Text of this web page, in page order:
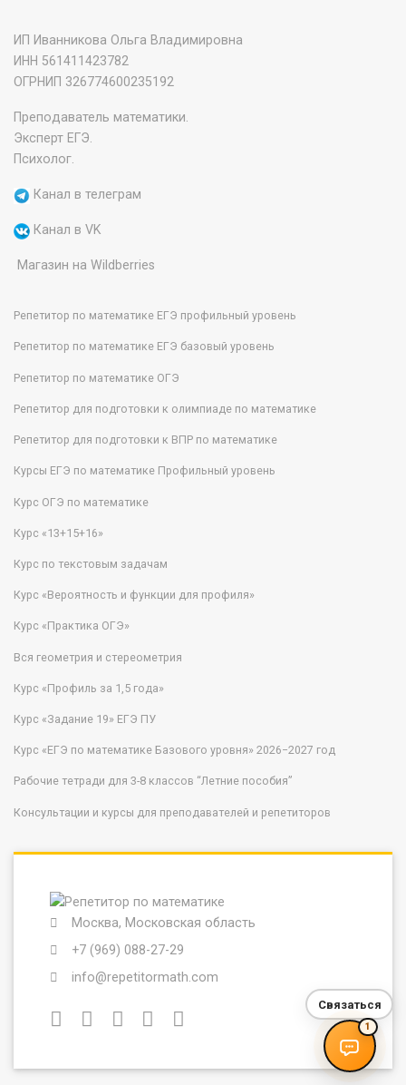
ИП Иванникова Ольга Владимировна
ИНН 561411423782
‌ОГРНИП 326774600235192
Преподаватель математики.
Эксперт ЕГЭ.
Психолог.
Канал в телеграм
Канал в VK
Магазин на Wildberries
Репетитор по математике ЕГЭ профильный уровень
Репетитор по математике ЕГЭ базовый уровень
Репетитор по математике ОГЭ
Репетитор для подготовки к олимпиаде по математике
Репетитор для подготовки к ВПР по математике
Курсы ЕГЭ по математике Профильный уровень
Курс ОГЭ по математике
Курс «13+15+16»
Курс по текстовым задачам
Курс «Вероятность и функции для профиля»
Курс «Практика ОГЭ»
Вся геометрия и стереометрия
Курс «Профиль за 1,5 года»
Курс «Задание 19» ЕГЭ ПУ
Курс «ЕГЭ по математике Базового уровня» 2026−2027 год
Рабочие тетради для 3-8 классов “Летние пособия”
Консультации и курсы для преподавателей и репетиторов
Москва, Московская область
+7 (969) 088-27-29
info@repetitormath.com
Связаться
1